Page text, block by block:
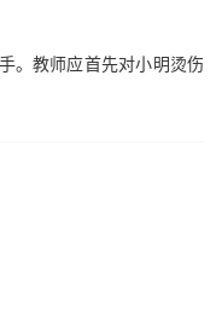
。教师应首先对小明烫伤